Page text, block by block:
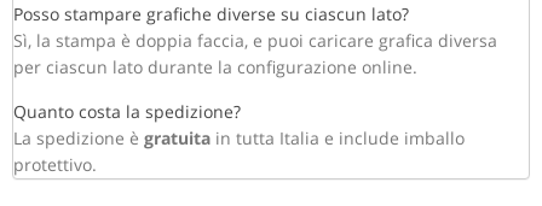
Posso stampare grafiche diverse su ciascun lato?
Sì, la stampa è doppia faccia, e puoi caricare grafica diversa
per ciascun lato durante la configurazione online.
Quanto costa la spedizione?
La spedizione è gratuita in tutta Italia e include imballo
protettivo.